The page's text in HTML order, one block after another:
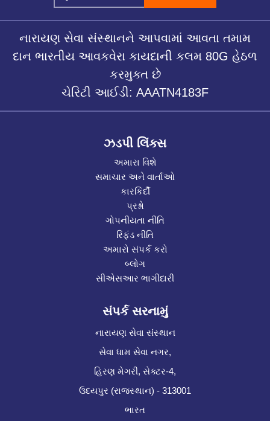
નારાયણ સેવા સંસ્થાનને આપવામાં આવતા તમામ
દાન ભારતીય આવકવેરા કાયદાની કલમ 80G હેઠળ
કરમુક્ત છે
ચેરિટી આઈડી: AAATN4183F
ઝડપી લિંક્સ
અમારા વિશે
સમાચાર અને વાર્તાઓ
કારકિર્દી
પ્રશ્નો
ગોપનીયતા નીતિ
રિફંડ નીતિ
અમારો સંપર્ક કરો
બ્લોગ
સીએસઆર ભાગીદારી
સંપર્ક સરનામું
નારાયણ સેવા સંસ્થાન
સેવા ધામ સેવા નગર,
હિરણ મેગરી, સેક્ટર-4,
ઉદયપુર (રાજસ્થાન) - 313001
ભારત